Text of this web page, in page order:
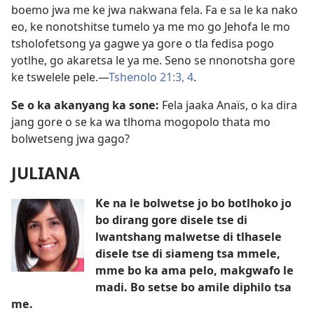
boemo jwa me ke jwa nakwana fela. Fa e sa le ka nako
eo, ke nonotshitse tumelo ya me mo go Jehofa le mo
tsholofetsong ya gagwe ya gore o tla fedisa pogo
yotlhe, go akaretsa le ya me. Seno se nnonotsha gore
ke tswelele pele.—Tshenolo 21:3, 4.
Se o ka akanyang ka sone: Fela jaaka Anaïs, o ka dira
jang gore o se ka wa tlhoma mogopolo thata mo
bolwetseng jwa gago?
JULIANA
Ke na le bolwetse jo bo botlhoko jo
bo dirang gore disele tse di
lwantshang malwetse di tlhasele
disele tse di siameng tsa mmele,
mme bo ka ama pelo, makgwafo le
madi. Bo setse bo amile diphilo tsa
me.